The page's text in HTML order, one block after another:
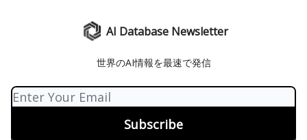
AI Database Newsletter
世界のAI情報を最速で発信